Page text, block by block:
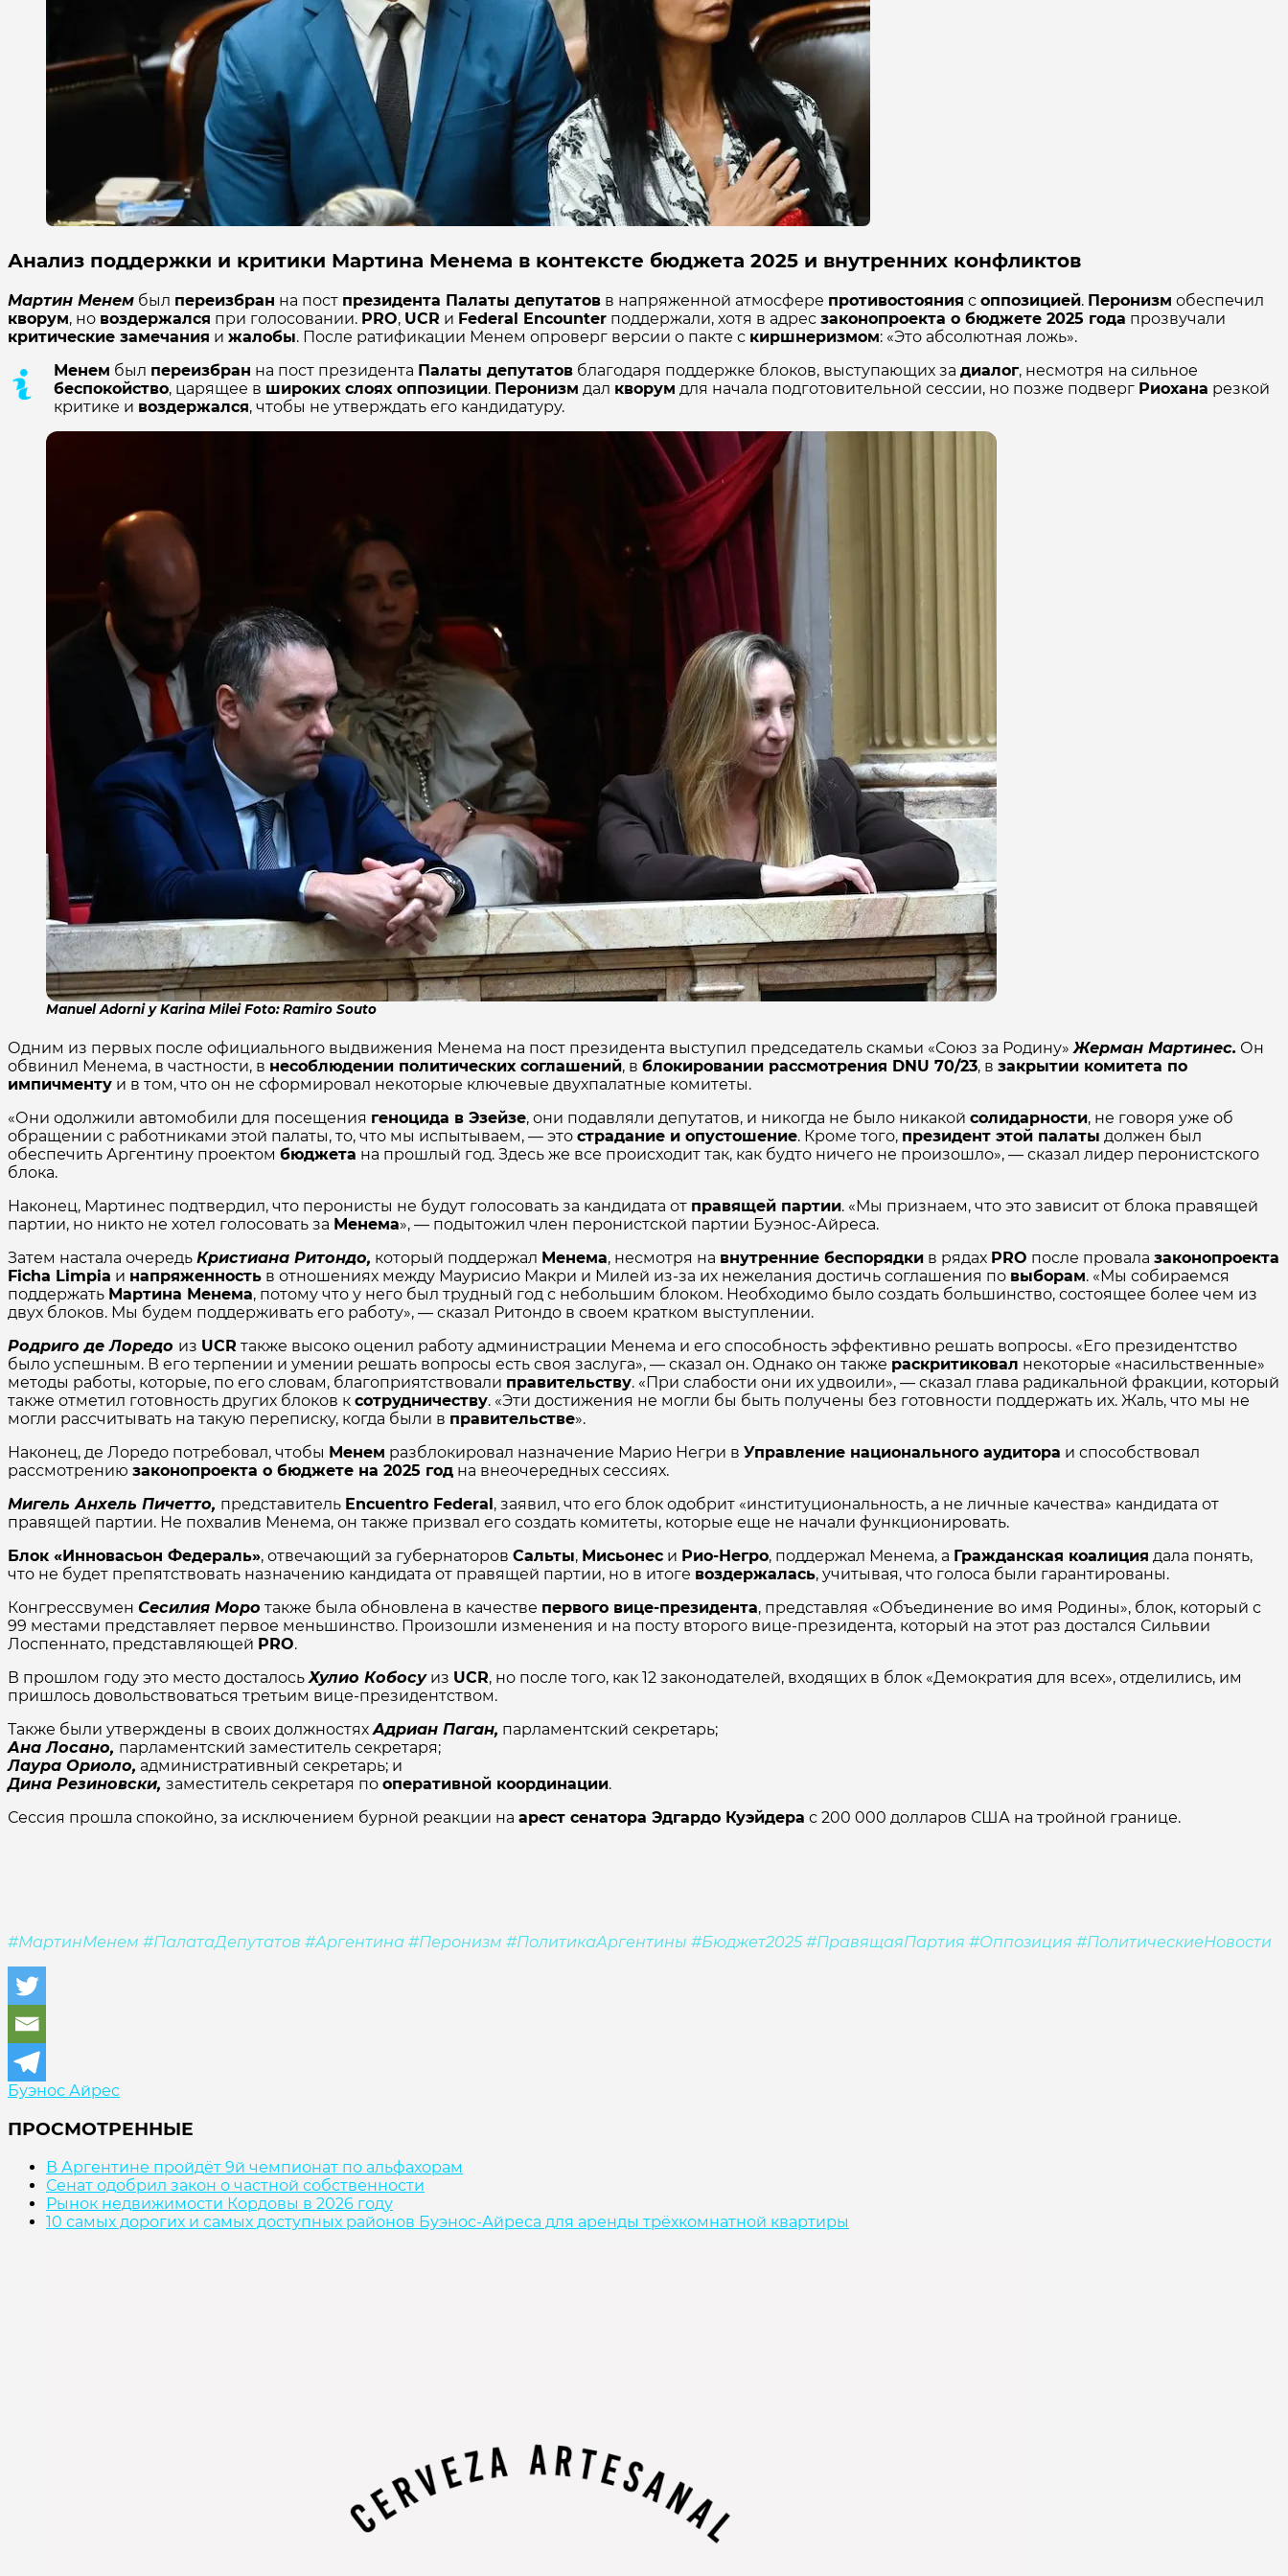
Анализ поддержки и критики Мартина Менема в контексте бюджета 2025 и внутренних конфликтов
Мартин Менем был переизбран на пост президента Палаты депутатов в напряженной атмосфере противостояния с оппозицией. Перонизм обеспечил
кворум, но воздержался при голосовании. PRO, UCR и Federal Encounter поддержали, хотя в адрес законопроекта о бюджете 2025 года прозвучали
критические замечания и жалобы. После ратификации Менем опроверг версии о пакте с киршнеризмом: «Это абсолютная ложь».
Менем был переизбран на пост президента Палаты депутатов благодаря поддержке блоков, выступающих за диалог, несмотря на сильное
беспокойство, царящее в широких слоях оппозиции. Перонизм дал кворум для начала подготовительной сессии, но позже подверг Риохана резкой
критике и воздержался, чтобы не утверждать его кандидатуру.
Manuel Adorni y Karina Milei Foto: Ramiro Souto
Одним из первых после официального выдвижения Менема на пост президента выступил председатель скамьи «Союз за Родину»Жерман Мартинес. Он
обвинил Менема, в частности, в несоблюдении политических соглашений, в блокировании рассмотрения DNU 70/23, в закрытии комитета по
импичменту и в том, что он не сформировал некоторые ключевые двухпалатные комитеты.
«Они одолжили автомобили для посещения геноцида в Эзейзе, они подавляли депутатов, и никогда не было никакой солидарности, не говоря уже об
обращении с работниками этой палаты, то, что мы испытываем, — это страдание и опустошение. Кроме того, президент этой палаты должен был
обеспечить Аргентину проектом бюджета на прошлый год. Здесь же все происходит так, как будто ничего не произошло», — сказал лидер перонистского
блока.
Наконец, Мартинес подтвердил, что перонисты не будут голосовать за кандидата от правящей партии. «Мы признаем, что это зависит от блока правящей
партии, но никто не хотел голосовать за Менема», — подытожил член перонистской партии Буэнос-Айреса.
Затем настала очередь Кристиана Ритондо, который поддержал Менема, несмотря на внутренние беспорядки в рядах PRO после провала законопроекта
Ficha Limpia и напряженность в отношениях между Маурисио Макри и Милей из-за их нежелания достичь соглашения по выборам. «Мы собираемся
поддержать Мартина Менема, потому что у него был трудный год с небольшим блоком. Необходимо было создать большинство, состоящее более чем из
двух блоков. Мы будем поддерживать его работу», — сказал Ритондо в своем кратком выступлении.
Родриго де Лоредо из UCR также высоко оценил работу администрации Менема и его способность эффективно решать вопросы. «Его президентство
было успешным. В его терпении и умении решать вопросы есть своя заслуга», — сказал он. Однако он также раскритиковал некоторые «насильственные»
методы работы, которые, по его словам, благоприятствовали правительству. «При слабости они их удвоили», — сказал глава радикальной фракции, который
также отметил готовность других блоков к сотрудничеству. «Эти достижения не могли бы быть получены без готовности поддержать их. Жаль, что мы не
могли рассчитывать на такую переписку, когда были в правительстве».
Наконец, де Лоредо потребовал, чтобы Менем разблокировал назначение Марио Негри в Управление национального аудитора и способствовал
рассмотрению законопроекта о бюджете на 2025 год на внеочередных сессиях.
Мигель Анхель Пичетто, представитель Encuentro Federal, заявил, что его блок одобрит «институциональность, а не личные качества» кандидата от
правящей партии. Не похвалив Менема, он также призвал его создать комитеты, которые еще не начали функционировать.
Блок «Инновасьон Федераль», отвечающий за губернаторов Сальты, Мисьонес и Рио-Негро, поддержал Менема, а Гражданская коалиция дала понять,
что не будет препятствовать назначению кандидата от правящей партии, но в итоге воздержалась, учитывая, что голоса были гарантированы.
Конгрессвумен Сесилия Моро также была обновлена в качестве первого вице-президента, представляя «Объединение во имя Родины», блок, который с
99 местами представляет первое меньшинство. Произошли изменения и на посту второго вице-президента, который на этот раз достался Сильвии
Лоспеннато, представляющей PRO.
В прошлом году это место досталосьХулио Кобосуиз UCR, но после того, как 12 законодателей, входящих в блок «Демократия для всех», отделились, им
пришлось довольствоваться третьим вице-президентством.
Также были утверждены в своих должностяхАдриан Паган, парламентский секретарь;
Ана Лосано, парламентский заместитель секретаря;
Лаура Ориоло, административный секретарь; и
Дина Резиновски, заместитель секретаря по оперативной координации.
Сессия прошла спокойно, за исключением бурной реакции на арест сенатора Эдгардо Куэйдера с 200 000 долларов США на тройной границе.
#МартинМенем #ПалатаДепутатов #Аргентина #Перонизм #ПолитикаАргентины #Бюджет2025 #ПравящаяПартия #Оппозиция #ПолитическиеНовости
Буэнос Айрес
ПРОСМОТРЕННЫЕ
В Аргентине пройдёт 9й чемпионат по альфахорам
Сенат одобрил закон о частной собственности
Рынок недвижимости Кордовы в 2026 году
10 самых дорогих и самых доступных районов Буэнос-Айреса для аренды трёхкомнатной квартиры